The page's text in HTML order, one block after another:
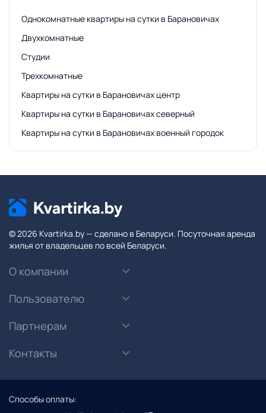
Однокомнатные квартиры на сутки в Барановичах
Двухкомнатные
Студии
Трехкомнатные
Квартиры на сутки в Барановичах центр
Квартиры на сутки в Барановичах северный
Квартиры на сутки в Барановичах военный городок
© 2026 Kvartirka.by — сделано в Беларуси. Посуточная аренда
жилья от владельцев по всей Беларуси.
О компании
Пользователю
Партнерам
Контакты
Способы оплаты: